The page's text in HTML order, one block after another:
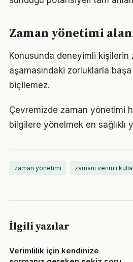
Zaman yönetimi
Konusunda deneyimli kişilerin
aşamasındaki zorluklarla
biçilemez.
Çevremizde zaman yönetimi
bilgilere yönelmek en sağlıklı
zaman yönetimi zamanı verimli
İlgili yazılar
Verimlilik için kendinize